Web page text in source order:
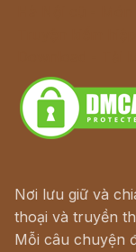
Nơi lưu giữ và
thoại và truyền
Mỗi câu chuyện